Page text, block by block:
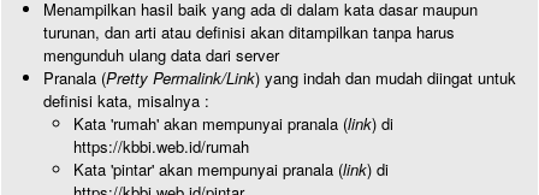
Menampilkan hasil baik yang ada di dalam kata dasar maupun
turunan, dan arti atau definisi akan ditampilkan tanpa harus
mengunduh ulang data dari server
Pranala (Pretty Permalink/Link) yang indah dan mudah diingat untuk
definisi kata, misalnya :
Kata 'rumah' akan mempunyai pranala (link) di
https://kbbi.web.id/rumah
Kata 'pintar' akan mempunyai pranala (link) di